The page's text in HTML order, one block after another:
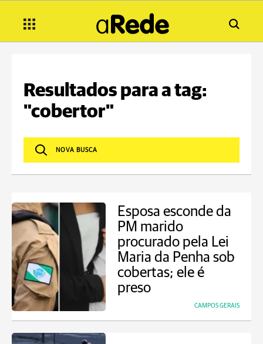
Resultados para a tag:
"cobertor"
Esposa esconde da
PM marido
procurado pela Lei
Maria da Penha sob
cobertas; ele é
preso
CAMPOS GERAIS